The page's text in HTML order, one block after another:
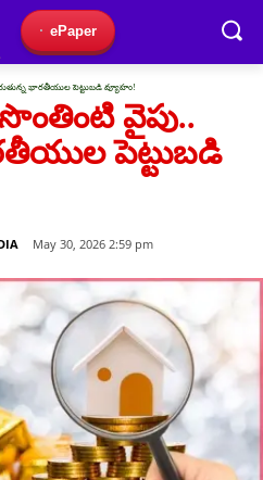
ePaper
భారతీయుల పెట్టుబడి వ్యూహం!
వైపు..
పెట్టుబడి
May 30, 2026 2:59 pm